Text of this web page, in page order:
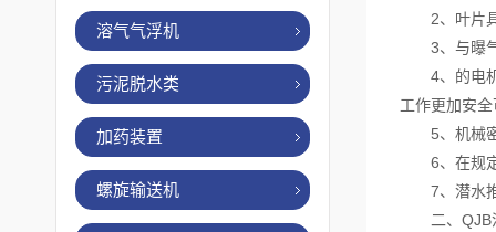
溶气气浮机
污泥脱水类
加药装置
螺旋输送机
2、叶片具
3、与曝气
4、的电机
工作更加安
5、机械密
6、在规定
7、潜水推
二、QJB潜